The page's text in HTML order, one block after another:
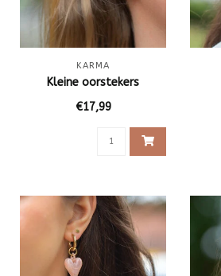
KARMA
Kleine oorstekers
€17,99